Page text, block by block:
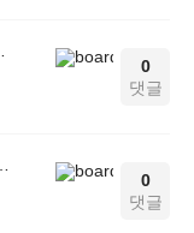
0
댓글
0
댓글